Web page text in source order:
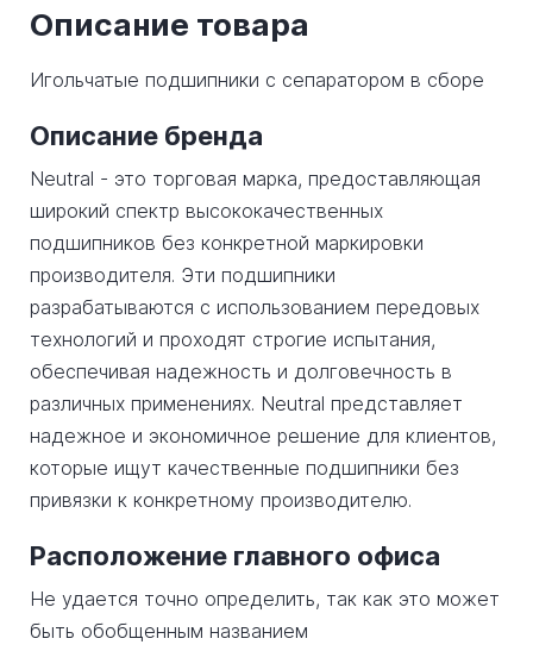
Описание товара
Игольчатые подшипники с сепаратором в сборе
Описание бренда
Neutral - это торговая марка, предоставляющая
широкий спектр высококачественных
подшипников без конкретной маркировки
производителя. Эти подшипники
разрабатываются с использованием передовых
технологий и проходят строгие испытания,
обеспечивая надежность и долговечность в
различных применениях. Neutral представляет
надежное и экономичное решение для клиентов,
которые ищут качественные подшипники без
привязки к конкретному производителю.
Расположение главного офиса
Не удается точно определить, так как это может
быть обобщенным названием